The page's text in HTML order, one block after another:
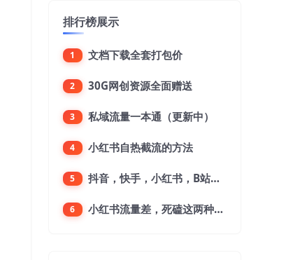
排行榜展示
1 文档下载全套打包价
2 30G网创资源全面赠送
3 私域流量一本通（更新中）
4 小红书自热截流的方法
5 抖音，快手，小红书，B站，微博，微信公众号，微信视频号。每一个平台，都是不一样的机会，对应不一样的赚钱思路
6 小红书流量差，死磕这两种笔记就好